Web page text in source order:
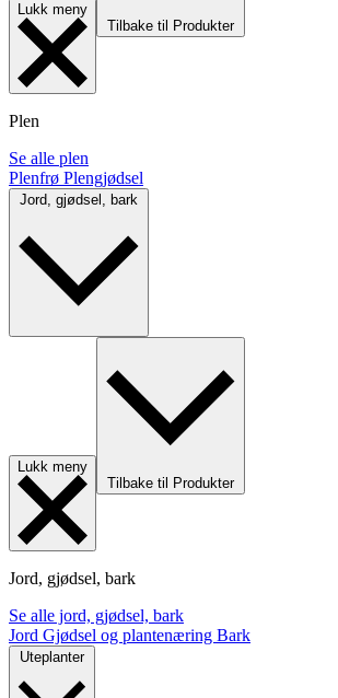
Lukk meny
Tilbake til Produkter
Plen
Se alle plen
Plenfrø Plengjødsel
Lukk meny
Tilbake til Produkter
Jord, gjødsel, bark
Se alle jord, gjødsel, bark
Jord Gjødsel og plantenæring Bark
Uteplanter